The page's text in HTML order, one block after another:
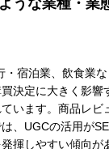
・宿泊業、飲食業
決定に大きく影響
います。商品レビ
、UGCの活用が
揮しやすい傾向が